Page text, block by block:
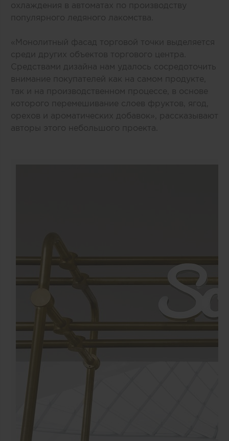
охлаждения в автоматах по производству
популярного ледяного лакомства.
«Монолитный фасад торговой точки выделяется
среди других объектов торгового центра.
Средствами дизайна нам удалось сосредоточить
внимание покупателей как на самом продукте,
так и на производственном процессе, в основе
которого перемешивание слоев фруктов, ягод,
орехов и ароматических добавок», рассказывают
авторы этого небольшого проекта.